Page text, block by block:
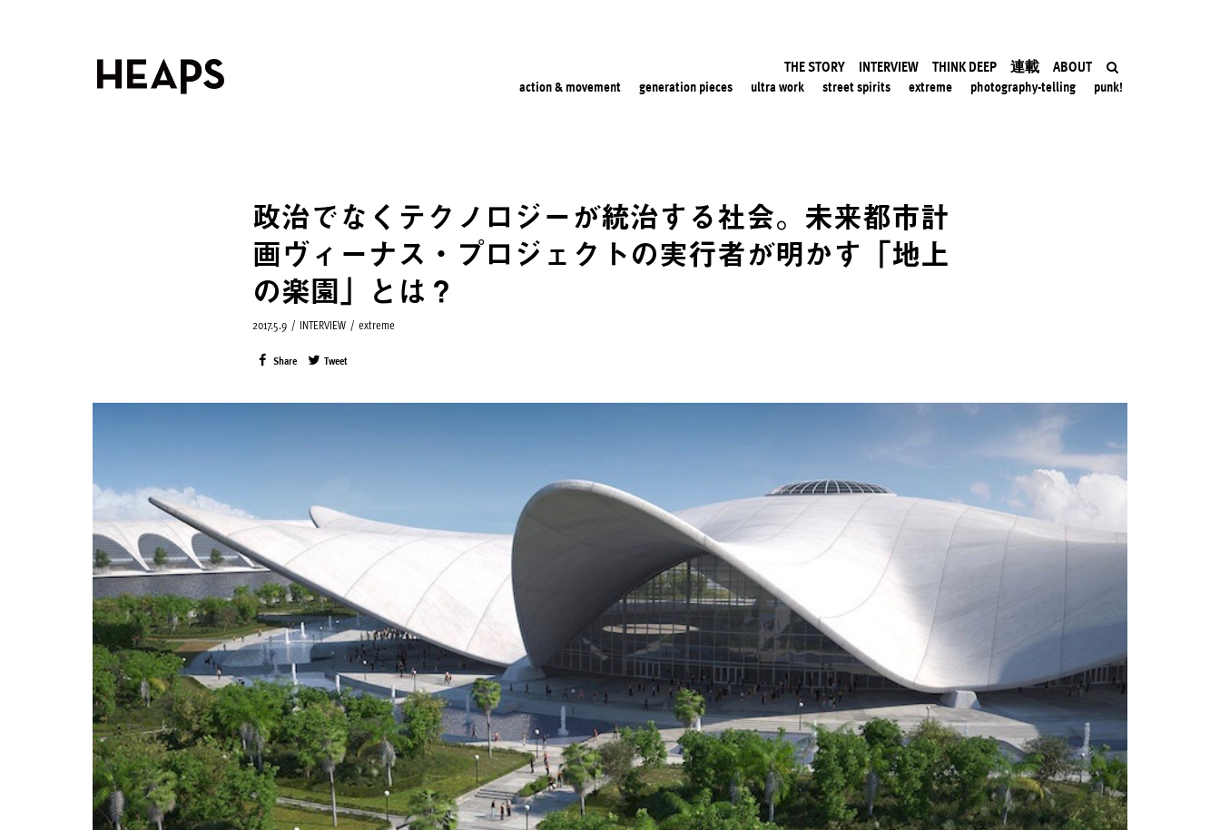
THE STORY INTERVIEW THINK DEEP 連載 ABOUT
action & movement generation pieces ultra work street spirits extreme photography-telling punk!
政治でなくテクノロジーが統治する社会。未来都市計
画ヴィーナス・プロジェクトの実行者が明かす「地上
の楽園」とは？
2017.5.9 / INTERVIEW / extreme
Share Tweet